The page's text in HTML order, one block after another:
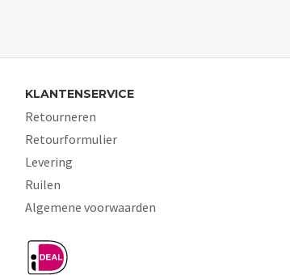
KLANTENSERVICE
Retourneren
Retourformulier
Levering
Ruilen
Algemene voorwaarden